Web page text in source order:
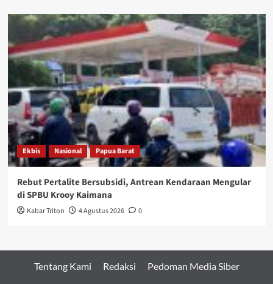
Ekbis Nasional Papua Barat
Rebut Pertalite Bersubsidi, Antrean Kendaraan Mengular
di SPBU Krooy Kaimana
Kabar Triton 4 Agustus 2026 0
Tentang Kami Redaksi Pedoman Media Siber